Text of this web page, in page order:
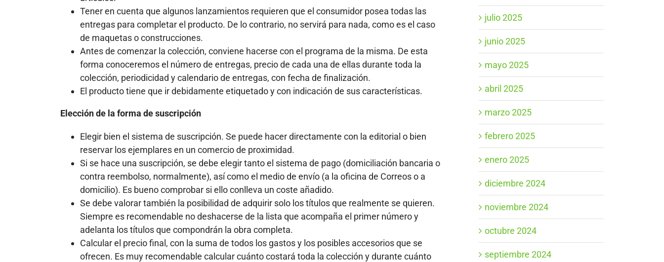
Tener en cuenta que algunos lanzamientos requieren que el consumidor posea todas las
entregas para completar el producto. De lo contrario, no servirá para nada, como es el caso
de maquetas o construcciones.
Antes de comenzar la colección, conviene hacerse con el programa de la misma. De esta
forma conoceremos el número de entregas, precio de cada una de ellas durante toda la
colección, periodicidad y calendario de entregas, con fecha de finalización.
El producto tiene que ir debidamente etiquetado y con indicación de sus características.
Elección de la forma de suscripción
Elegir bien el sistema de suscripción. Se puede hacer directamente con la editorial o bien
reservar los ejemplares en un comercio de proximidad.
Si se hace una suscripción, se debe elegir tanto el sistema de pago (domiciliación bancaria o
contra reembolso, normalmente), así como el medio de envío (a la oficina de Correos o a
domicilio). Es bueno comprobar si ello conlleva un coste añadido.
Se debe valorar también la posibilidad de adquirir solo los títulos que realmente se quieren.
Siempre es recomendable no deshacerse de la lista que acompaña el primer número y
adelanta los títulos que compondrán la obra completa.
Calcular el precio final, con la suma de todos los gastos y los posibles accesorios que se
ofrecen. Es muy recomendable calcular cuánto costará toda la colección y durante cuánto
julio 2025
junio 2025
mayo 2025
abril 2025
marzo 2025
febrero 2025
enero 2025
diciembre 2024
noviembre 2024
octubre 2024
septiembre 2024